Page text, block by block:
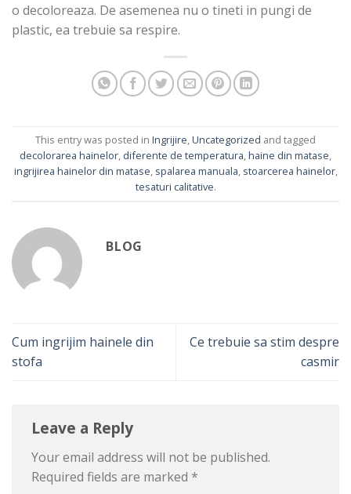
o decoloreaza. De asemenea nu o tineti in pungi de
plastic, ea trebuie sa respire.
This entry was posted in Ingrijire,Uncategorized and tagged
decolorarea hainelor, diferente de temperatura,haine din matase,
ingrijirea hainelor din matase, spalarea manuala, stoarcerea hainelor,
tesaturi calitative.
BLOG
Cum ingrijim hainele din
stofa
Ce trebuie sa stim despre
casmir
Leave a Reply
Your email address will not be published.
Required fields are marked *